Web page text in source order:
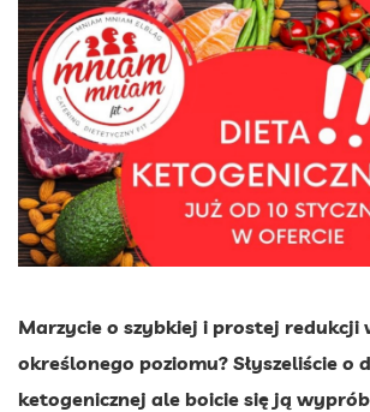
Marzycie o szybkiej i prostej redukcji
określonego poziomu? Słyszeliście o
ketogenicznej ale boicie się ją